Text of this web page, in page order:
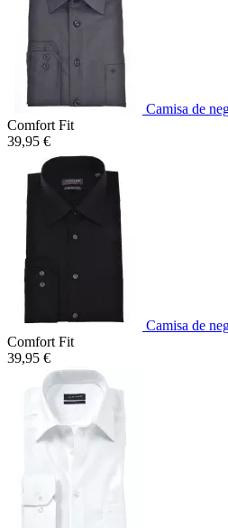
Camisa de
Comfort Fit
39,95 €
Camisa de
Comfort Fit
39,95 €